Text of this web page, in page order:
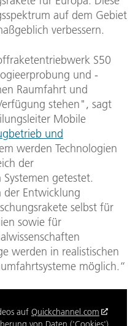
auf dem Gebiet
verbessern.
S50
und -
Raumfahrt und
stehen", sagt
Mobile
und
werden Technologien
der
getestet.
der Entwicklung
selbst für
sowie für
werden in realistischen
möglich.“
auf Quickchannel.com